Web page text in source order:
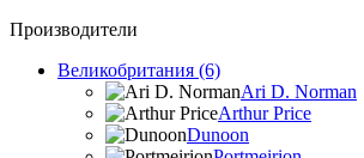
Производители
Великобритания (6)
Ari D. Norman
Arthur Price
Dunoon